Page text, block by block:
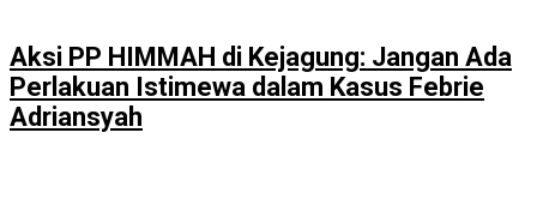
Aksi PP HIMMAH di Kejagung: Jangan Ada
Perlakuan Istimewa dalam Kasus Febrie
Adriansyah